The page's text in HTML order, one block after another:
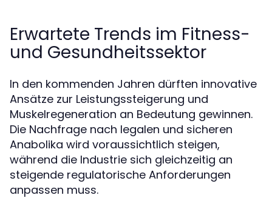
Erwartete Trends im Fitness-
und Gesundheitssektor
In den kommenden Jahren dürften innovative
Ansätze zur Leistungssteigerung und
Muskelregeneration an Bedeutung gewinnen.
Die Nachfrage nach legalen und sicheren
Anabolika wird voraussichtlich steigen,
während die Industrie sich gleichzeitig an
steigende regulatorische Anforderungen
anpassen muss.